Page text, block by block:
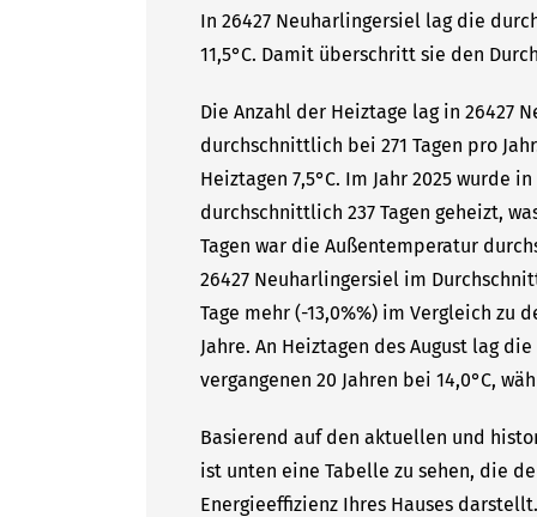
In 26427 Neuharlingersiel lag die
11,5°C. Damit überschritt sie den
Die Anzahl der Heiztage lag in 26427
durchschnittlich bei 271 Tagen pro
Heiztagen 7,5°C. Im Jahr 2025 wurde
durchschnittlich 237 Tagen geheizt,
Tagen war die Außentemperatur
26427 Neuharlingersiel im
Tage mehr (-13,0%%) im Vergleich
Jahre. An Heiztagen des August lag
vergangenen 20 Jahren bei 14,0°C,
Basierend auf den aktuellen und
ist unten eine Tabelle zu sehen, die
Energieeffizienz Ihres Hauses